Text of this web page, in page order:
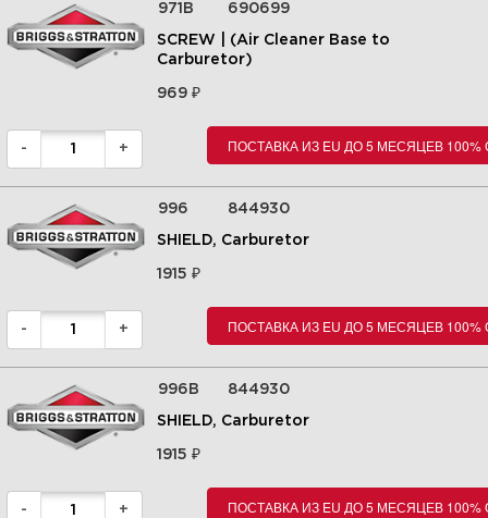
971B 690699
SCREW | (Air Cleaner Base to
Carburetor)
969₽
- + ПОСТАВКА ИЗ EU ДО 5 МЕСЯЦЕВ
996 844930
SHIELD, Carburetor
1915₽
- + ПОСТАВКА ИЗ EU ДО 5 МЕСЯЦЕВ
996B 844930
SHIELD, Carburetor
1915₽
- + ПОСТАВКА ИЗ EU ДО 5 МЕСЯЦЕВ